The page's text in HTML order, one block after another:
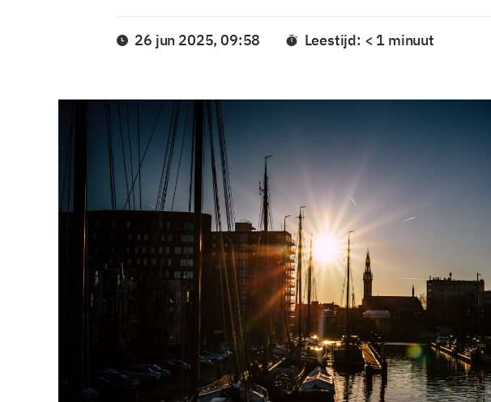
26 jun 2025, 09:58 Leestijd: < 1 minuut